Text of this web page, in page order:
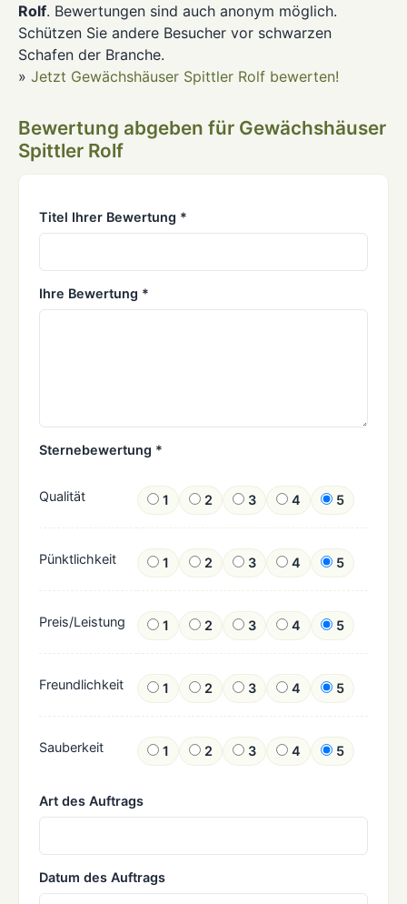
Rolf. Bewertungen sind auch anonym möglich.
Schützen Sie andere Besucher vor schwarzen
Schafen der Branche.
» Jetzt Gewächshäuser Spittler Rolf bewerten!
Bewertung abgeben für Gewächshäuser
Spittler Rolf
Titel Ihrer Bewertung *
Ihre Bewertung *
Sternebewertung *
Qualität 1 2 3 4 5
Pünktlichkeit 1 2 3 4 5
Preis/Leistung 1 2 3 4 5
Freundlichkeit 1 2 3 4 5
Sauberkeit 1 2 3 4 5
Art des Auftrags
Datum des Auftrags